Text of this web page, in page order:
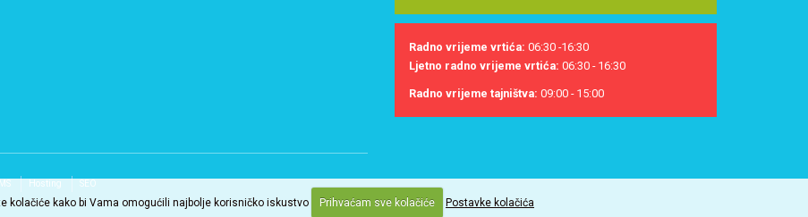
Hosting SEO
Radno vrijeme vrtića: 06:30 -16:30
Ljetno radno vrijeme vrtića: 06:30 - 16:30
Radno vrijeme tajništva: 09:00 - 15:00
kolačiće kako bi Vama omogućili najbolje korisničko iskustvo Prihvaćam sve kolačiće Postavke kolačića